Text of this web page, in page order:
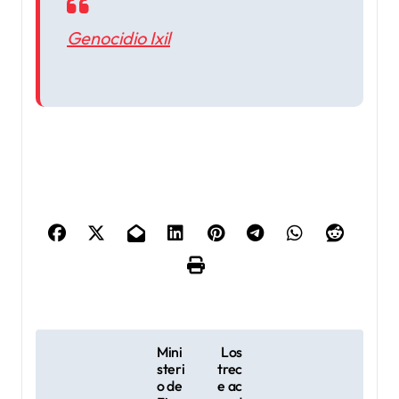
Genocidio Ixil
Mini
steri
o de
Los
trec
e ac